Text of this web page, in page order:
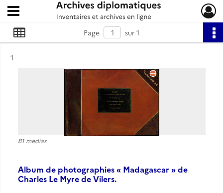
Archives diplomatiques
Ouvrir le menu déroulant
Page sur 1
Résultat n°
1
81 medias
Album de photographies « Madagascar » de
Charles Le Myre de Vilers.